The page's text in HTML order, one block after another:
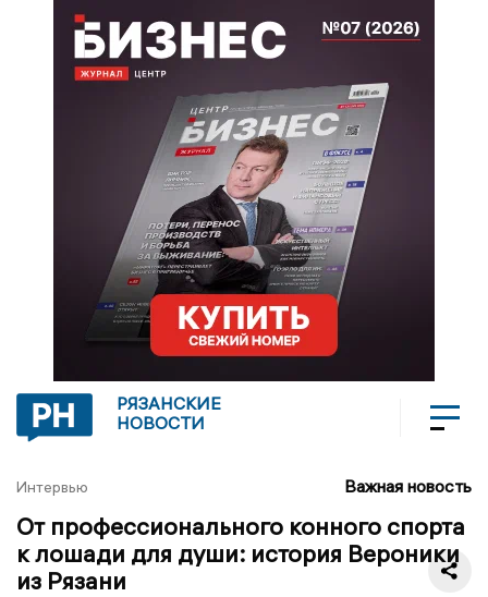
РЯЗАНСКИЕ
НОВОСТИ
Интервью Важная новость
От профессионального конного спорта
к лошади для души: история Вероники
из Рязани